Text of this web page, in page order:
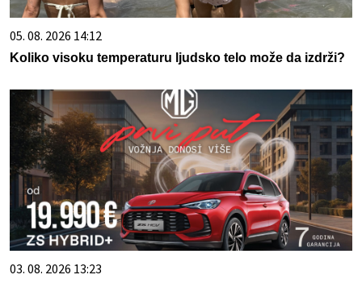
05. 08. 2026 14:12
Koliko visoku temperaturu ljudsko telo može da izdrži?
03. 08. 2026 13:23